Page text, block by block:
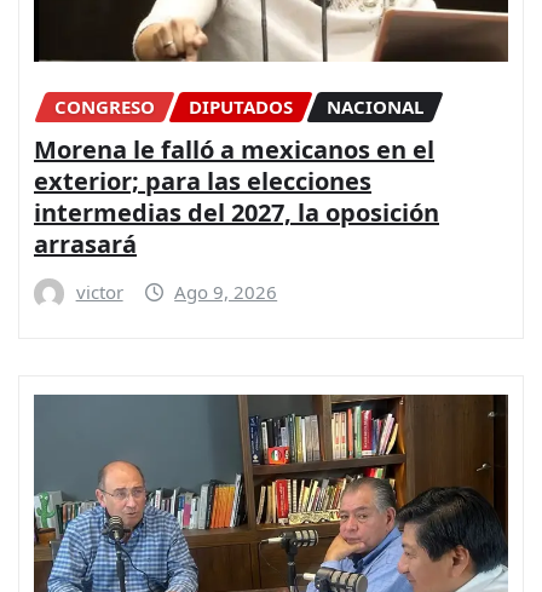
CONGRESO DIPUTADOS NACIONAL
Morena le falló a mexicanos en el
exterior; para las elecciones
intermedias del 2027, la oposición
arrasará
victor Ago 9, 2026